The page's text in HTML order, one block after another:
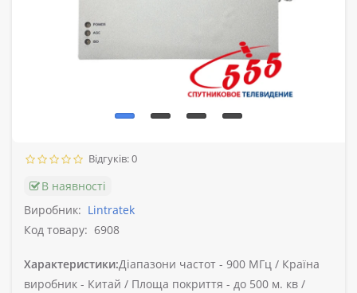
Відгуків: 0
В наявності
Виробник: Lintratek
Код товару: 6908
Характеристики:Діапазони частот - 900 МГц / Країна
виробник - Китай / Площа покриття - до 500 м. кв /